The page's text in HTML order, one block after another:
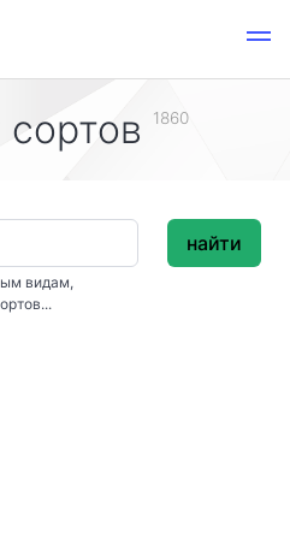
сортов 1860
видам,
найти